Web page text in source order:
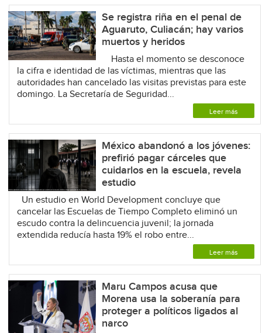
Se registra riña en el penal de
Aguaruto, Culiacán; hay varios
muertos y heridos
Hasta el momento se desconoce
la cifra e identidad de las víctimas, mientras que las
autoridades han cancelado las visitas previstas para este
domingo. La Secretaría de Seguridad...
Leer más
México abandonó a los jóvenes:
prefirió pagar cárceles que
cuidarlos en la escuela, revela
estudio
Un estudio en World Development concluye que
cancelar las Escuelas de Tiempo Completo eliminó un
escudo contra la delincuencia juvenil; la jornada
extendida reducía hasta 19% el robo entre...
Leer más
Maru Campos acusa que
Morena usa la soberanía para
proteger a políticos ligados al
narco